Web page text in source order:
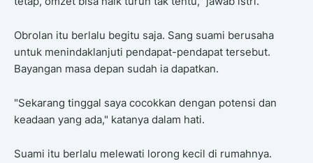
Obrolan itu berlalu begitu saja. Sang suami berusaha
untuk menindaklanjuti pendapat-pendapat tersebut.
Bayangan masa depan sudah ia dapatkan.
"Sekarang tinggal saya cocokkan dengan potensi dan
keadaan yang ada," katanya dalam hati.
Suami itu berlalu melewati lorong kecil di rumahnya.